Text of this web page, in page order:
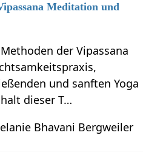
Meditation und
der Vipassana
und sanften Yoga
dieser T…
Bhavani Bergweiler